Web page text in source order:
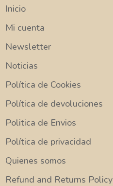
Inicio
Mi cuenta
Newsletter
Noticias
Política de Cookies
Política de devoluciones
Politica de Envios
Política de privacidad
Quienes somos
Refund and Returns Policy